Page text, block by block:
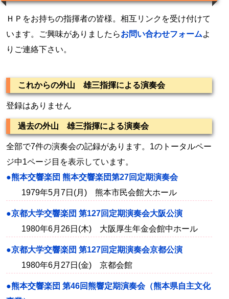
ＨＰをお持ちの指揮者の皆様。相互リンクを受け付けて
います。ご興味がありましたらお問い合わせフォームよ
りご連絡下さい。
これからの外山 雄三指揮による演奏会
登録はありません
過去の外山 雄三指揮による演奏会
全部で7件の演奏会の記録があります。1のトータルペー
ジ中1ページ目を表示しています。
●熊本交響楽団 熊本交響楽団第27回定期演奏会
1979年5月7日(月) 熊本市民会館大ホール
●京都大学交響楽団 第127回定期演奏会大阪公演
1980年6月26日(木) 大阪厚生年金会館中ホール
●京都大学交響楽団 第127回定期演奏会京都公演
1980年6月27日(金) 京都会館
●熊本交響楽団 第46回熊響定期演奏会（熊本県自主文化